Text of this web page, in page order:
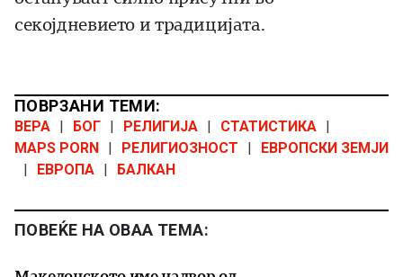
секојдневието и традицијата.
ПОВРЗАНИ ТЕМИ:
ВЕРА БОГ РЕЛИГИЈА СТАТИСТИКА
MAPS PORN
РЕЛИГИОЗНОСТ
ЕВРОПСКИ ЗЕМЈИ
ЕВРОПА БАЛКАН
ПОВЕЌЕ НА ОВАА ТЕМА: